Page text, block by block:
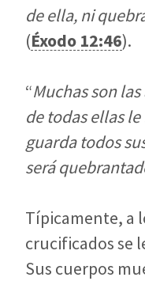
de ella, ni
(Éxodo 12:46).
“Muchas son
de todas ellas le
guarda todos
será
Típicamente, a
crucificados se
Sus cuerpos